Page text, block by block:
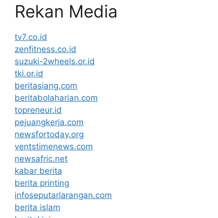
Rekan Media
tv7.co.id
zenfitness.co.id
suzuki-2wheels.or.id
tki.or.id
beritasiang.com
beritabolaharian.com
topreneur.id
pejuangkerja.com
newsfortoday.org
ventstimenews.com
newsafric.net
kabar berita
berita printing
infoseputarlarangan.com
berita islam